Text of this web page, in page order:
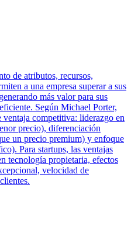
de atributos, recursos,
a una empresa superar a sus
más valor para sus
Según Michael Porter,
ventaja competitiva: liderazgo en
precio), diferenciación
un precio premium) y enfoque
Para startups, las ventajas
tecnología propietaria, efectos
velocidad de